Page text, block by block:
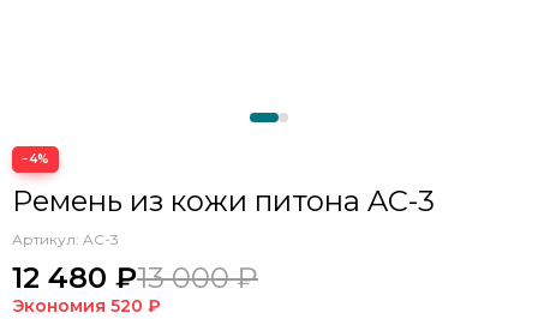
−4%
Ремень из кожи питона AC-3
Артикул: AC-3
12 480 ₽13 000 ₽
Экономия 520 ₽